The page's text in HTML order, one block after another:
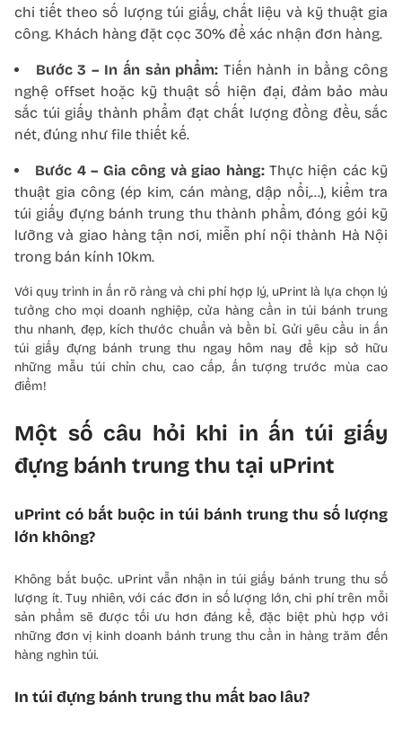
chi tiết theo số lượng túi giấy, chất liệu và kỹ thuật gia
công. Khách hàng đặt cọc 30% để xác nhận đơn hàng.
Bước 3 – In ấn sản phẩm: Tiến hành in bằng công
nghệ offset hoặc kỹ thuật số hiện đại, đảm bảo màu
sắc túi giấy thành phẩm đạt chất lượng đồng đều, sắc
nét, đúng như file thiết kế.
Bước 4 – Gia công và giao hàng:Thực hiện các kỹ
thuật gia công (ép kim, cán màng, dập nổi,…), kiểm tra
túi giấy đựng bánh trung thu thành phẩm, đóng gói kỹ
lưỡng và giao hàng tận nơi, miễn phí nội thành Hà Nội
trong bán kính 10km.
Với quy trình in ấn rõ ràng và chi phí hợp lý, uPrint là lựa chọn lý
tưởng cho mọi doanh nghiệp, cửa hàng cần in túi bánh trung
thu nhanh, đẹp, kích thước chuẩn và bền bỉ. Gửi yêu cầu in ấn
túi giấy đựng bánh trung thu ngay hôm nay để kịp sở hữu
những mẫu túi chỉn chu, cao cấp, ấn tượng trước mùa cao
điểm!
Một số câu hỏi khi in ấn túi giấy
đựng bánh trung thu tại uPrint
uPrint có bắt buộc in túi bánh trung thu số lượng
lớn không?
Không bắt buộc. uPrint vẫn nhận in túi giấy bánh trung thu số
lượng ít. Tuy nhiên, với các đơn in số lượng lớn, chi phí trên mỗi
sản phẩm sẽ được tối ưu hơn đáng kể, đặc biệt phù hợp với
những đơn vị kinh doanh bánh trung thu cần in hàng trăm đến
hàng nghìn túi.
In túi đựng bánh trung thu mất bao lâu?